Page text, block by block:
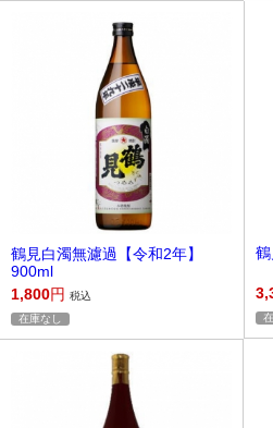
鶴見白濁無濾過【令和2年】
900ml
1,800円 税込
在庫なし